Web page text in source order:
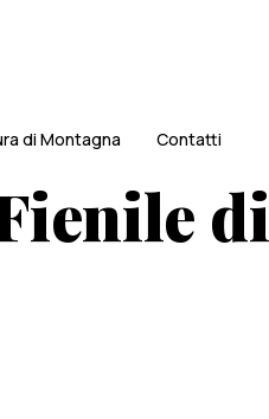
di Montagna Contatti
di